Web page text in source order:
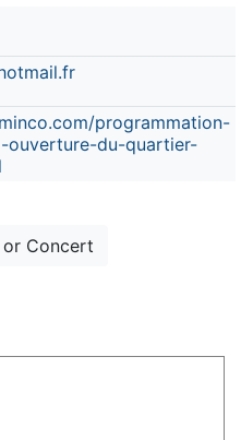
programmation-
ouverture-du-quartier-
Concert